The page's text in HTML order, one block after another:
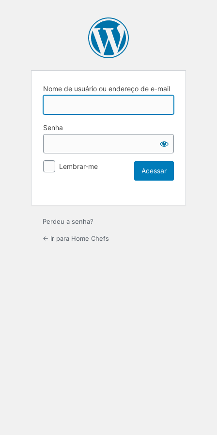
Nome de usuário ou endereço de e-mail
Senha
Lembrar-me
Perdeu a senha?
← Ir para Home Chefs